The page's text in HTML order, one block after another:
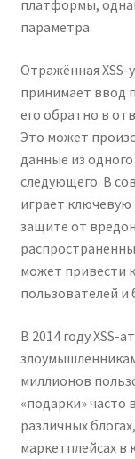
платформы,
параметра.
Отражённая XSS-
принимает ввод
его обратно в
Это может
данные из
следующего. В
играет ключевую
защите от
может привести
пользователей и
В 2014 году XSS-
миллионов
«подарки» часто
различных
маркетплейсах